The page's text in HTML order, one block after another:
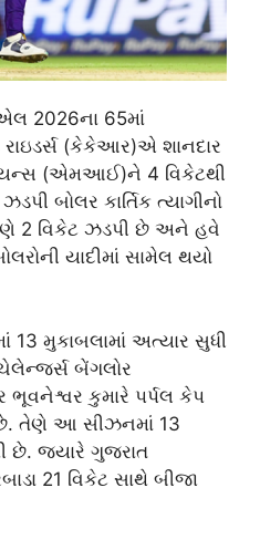
2026ના 65માં
રાઇડર્સ (કેકેઆર)એ શાનદાર
(એમઆઈ)ને 4 વિકેટથી
બોલર કાર્તિક ત્યાગીનો
2 વિકેટ ઝડપી છે અને હવે
યાદીમાં સામેલ થયો
13 મુકાબલામાં અત્યાર સુધી
બેંગલોર
ભૂવનેશ્વર કુમારે પર્પલ કેપ
છે. તેણે આ સીઝનમાં 13
છે. જ્યારે ગુજરાત
21 વિકેટ સાથે બીજા